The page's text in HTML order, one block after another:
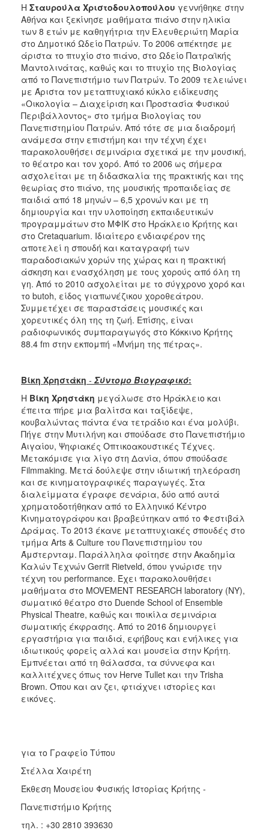
Η Σταυρούλα Χριστοδουλοπούλου γεννήθηκε στην
Αθήνα και ξεκίνησε μαθήματα πιάνο στην ηλικία
των 8 ετών με καθηγήτρια την Ελευθεριώτη Μαρία
στο Δημοτικό Ωδείο Πατρών. Το 2006 απέκτησε με
άριστα το πτυχίο στο πιάνο, στο Ωδείο Πατραϊκής
Μαντολινάτας, καθώς και το πτυχίο της Βιολογίας
από το Πανεπιστήμιο των Πατρών. Το 2009 τελειώνει
με Άριστα τον μεταπτυχιακό κύκλο ειδίκευσης
«Οικολογία – Διαχείριση και Προστασία Φυσικού
Περιβάλλοντος» στο τμήμα Βιολογίας του
Πανεπιστημίου Πατρών. Από τότε σε μια διαδρομή
ανάμεσα στην επιστήμη και την τέχνη έχει
παρακολουθήσει σεμινάρια σχετικά με την μουσική,
το θέατρο και τον χορό. Από το 2006 ως σήμερα
ασχολείται με τη διδασκαλία της πρακτικής και της
θεωρίας στο πιάνο, της μουσικής προπαιδείας σε
παιδιά από 18 μηνών – 6,5 χρονών και με τη
δημιουργία και την υλοποίηση εκπαιδευτικών
προγραμμάτων στο ΜΦΙΚ στο Ηράκλειο Κρήτης και
στο Cretaquarium. Ιδιαίτερο ενδιαφέρον της
αποτελεί η σπουδή και καταγραφή των
παραδοσιακών χορών της χώρας και η πρακτική
άσκηση και ενασχόληση με τους χορούς από όλη τη
γη. Από το 2010 ασχολείται με το σύγχρονο χορό και
το butoh, είδος γιαπωνέζικου χοροθεάτρου.
Συμμετέχει σε παραστάσεις μουσικές και
χορευτικές όλη της τη ζωή. Επίσης, είναι
ραδιοφωνικός συμπαραγωγός στο Κόκκινο Κρήτης
88.4 fm στην εκπομπή «Μνήμη της πέτρας».
Βίκη Χρηστάκη - Σύντομο Βιογραφικό:
Η Βίκη Χρηστάκη μεγάλωσε στο Ηράκλειο και
έπειτα πήρε μια βαλίτσα και ταξίδεψε,
κουβαλώντας πάντα ένα τετράδιο και ένα μολύβι.
Πήγε στην Μυτιλήνη και σπούδασε στο Πανεπιστήμιο
Αιγαίου, Ψηφιακές Οπτικοακουστικές Τέχνες.
Μετακόμισε για λίγο στη Δανία, όπου σπούδασε
Filmmaking. Μετά δούλεψε στην ιδιωτική τηλεόραση
και σε κινηματογραφικές παραγωγές. Στα
διαλείμματα έγραφε σενάρια, δύο από αυτά
χρηματοδοτήθηκαν από το Ελληνικό Κέντρο
Κινηματογράφου και βραβεύτηκαν από το Φεστιβάλ
Δράμας. Το 2013 έκανε μεταπτυχιακές σπουδές στο
τμήμα Arts & Culture του Πανεπιστημίου του
Άμστερνταμ. Παράλληλα φοίτησε στην Ακαδημία
Καλών Τεχνών Gerrit Rietveld, όπου γνώρισε την
τέχνη του performance. Έχει παρακολουθήσει
μαθήματα στο MOVEMENT RESEARCH laboratory (NY),
σωματικό θέατρο στο Duende School of Ensemble
Physical Theatre, καθώς και ποικίλα σεμινάρια
σωματικής έκφρασης. Από το 2016 δημιουργεί
εργαστήρια για παιδιά, εφήβους και ενήλικες για
ιδιωτικούς φορείς αλλά και μουσεία στην Κρήτη.
Εμπνέεται από τη θάλασσα, τα σύννεφα και
καλλιτέχνες όπως τον Herve Tullet και την Trisha
Brown. Όπου και αν ζει, φτιάχνει ιστορίες και
εικόνες.
για το Γραφείο Τύπου
Στέλλα Χαιρέτη
Έκθεση Μουσείου Φυσικής Ιστορίας Κρήτης -
Πανεπιστήμιο Κρήτης
τηλ. : +30 2810 393630